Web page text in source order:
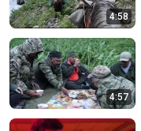
4:58
4:57